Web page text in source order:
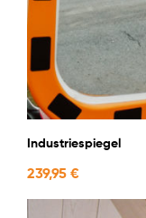
Industriespiegel
239,95 €